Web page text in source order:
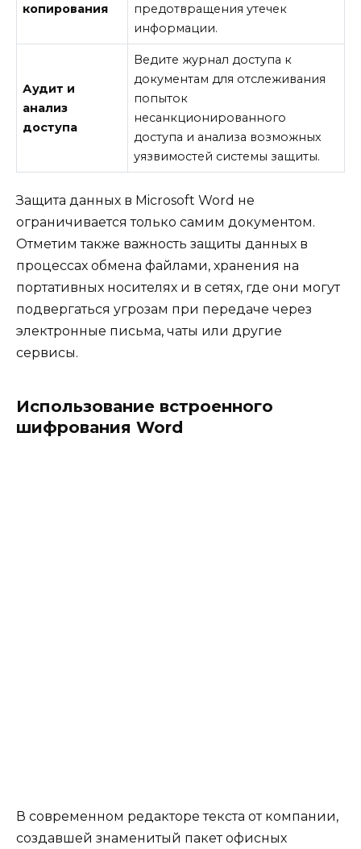
копирования
предотвращения утечек
информации.
Аудит и
анализ
доступа
Ведите журнал доступа к
документам для отслеживания
попыток
несанкционированного
доступа и анализа возможных
уязвимостей системы защиты.
Защита данных в Microsoft Word не
ограничивается только самим документом.
Отметим также важность защиты данных в
процессах обмена файлами, хранения на
портативных носителях и в сетях, где они могут
подвергаться угрозам при передаче через
электронные письма, чаты или другие
сервисы.
Использование встроенного
шифрования Word
В современном редакторе текста от компании,
создавшей знаменитый пакет офисных